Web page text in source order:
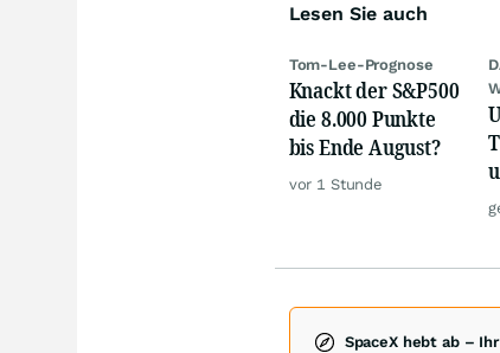
Lesen Sie auch
Tom-Lee-Prognose
Knackt der S&P500
die 8.000 Punkte
bis Ende August?
vor 1 Stunde
SpaceX hebt ab –